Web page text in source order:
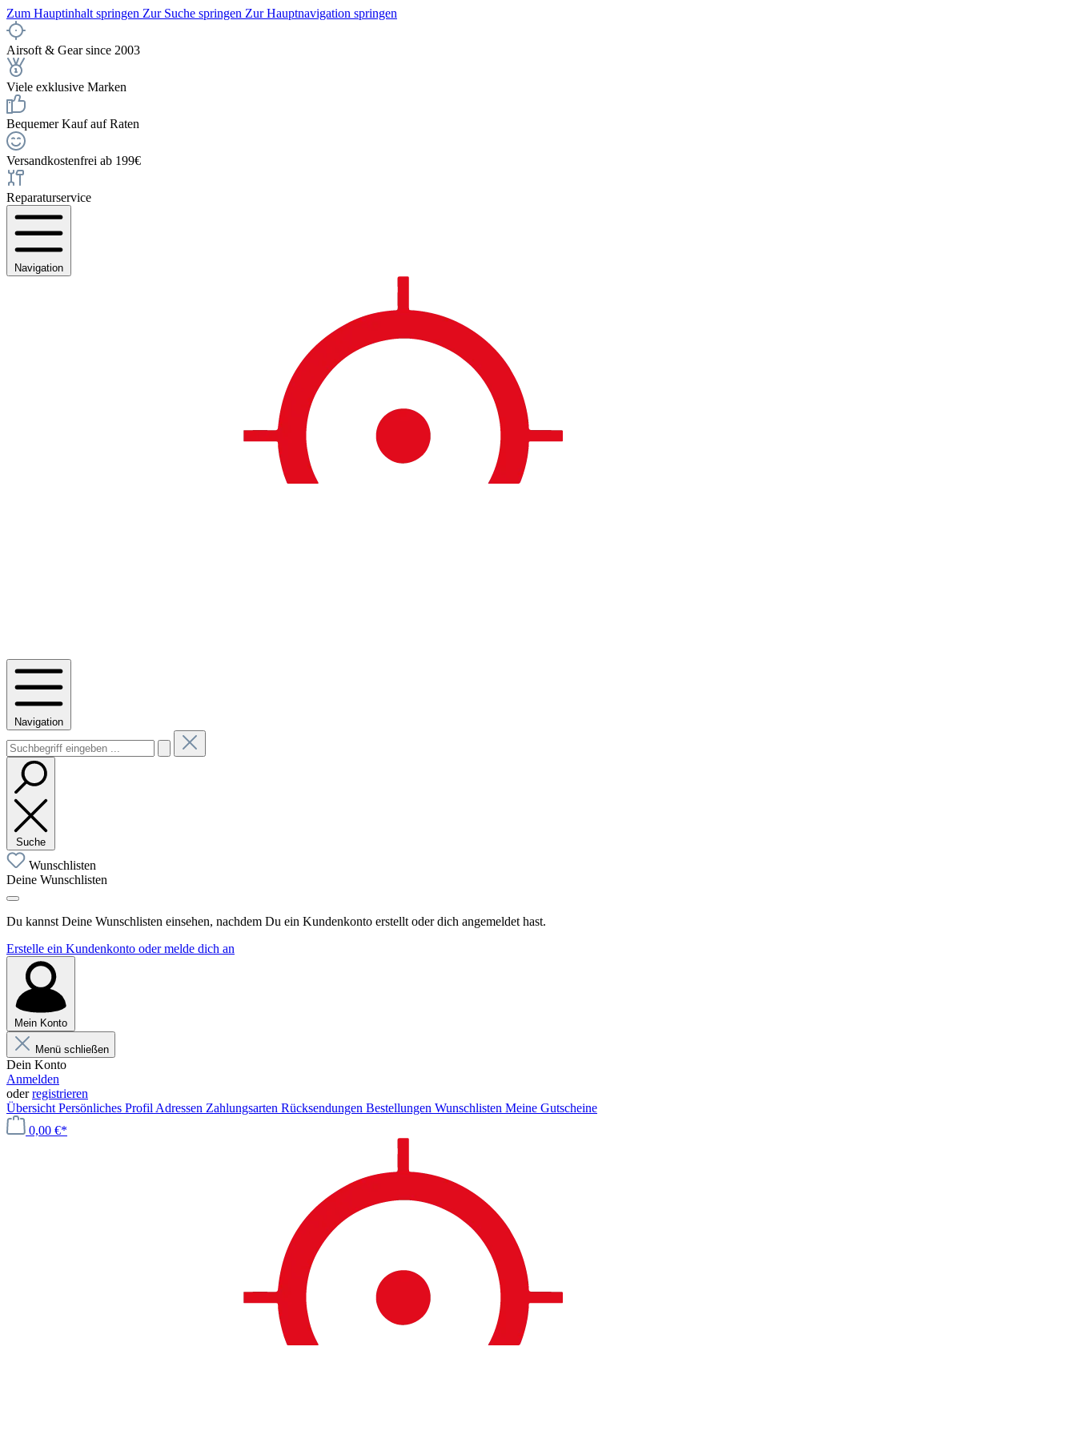
Zum Hauptinhalt springen Zur Suche springen Zur Hauptnavigation springen
Airsoft & Gear since 2003
Viele exklusive Marken
Bequemer Kauf auf Raten
Versandkostenfrei ab 199€
Reparaturservice
Navigation
Navigation
Suche
Wunschlisten
Deine Wunschlisten
Du kannst Deine Wunschlisten einsehen, nachdem Du ein Kundenkonto erstellt oder dich angemeldet hast.
Erstelle ein Kundenkonto oder melde dich an
Mein Konto
Menü schließen
Dein Konto
Anmelden
oderregistrieren
Übersicht Persönliches Profil Adressen Zahlungsarten Rücksendungen Bestellungen Wunschlisten Meine Gutscheine
0,00 €*